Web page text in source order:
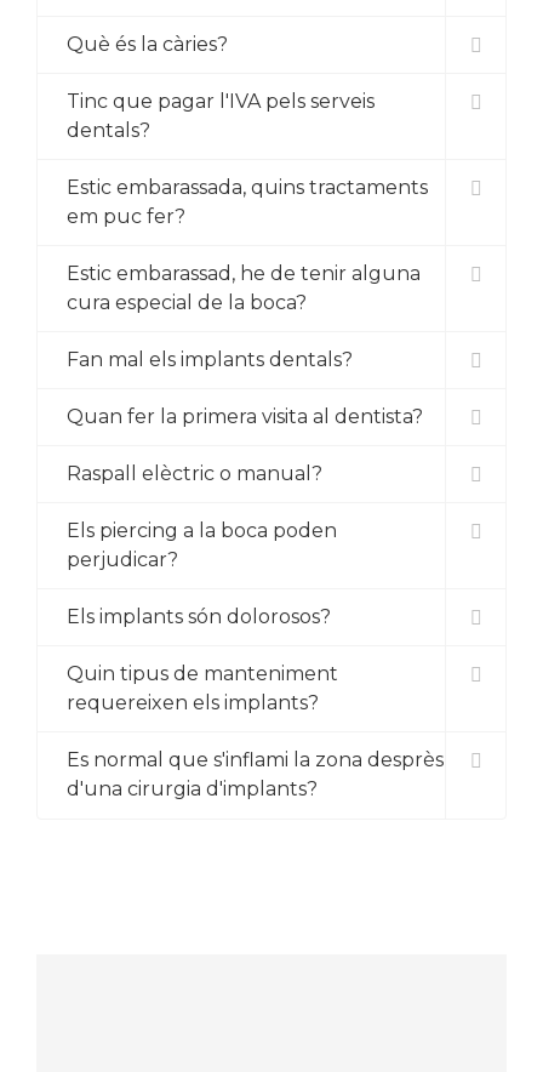
Què és la càries?
Tinc que pagar l'IVA pels serveis
dentals?
Estic embarassada, quins tractaments
em puc fer?
Estic embarassad, he de tenir alguna
cura especial de la boca?
Fan mal els implants dentals?
Quan fer la primera visita al dentista?
Raspall elèctric o manual?
Els piercing a la boca poden
perjudicar?
Els implants són dolorosos?
Quin tipus de manteniment
requereixen els implants?
Es normal que s'inflami la zona desprès
d'una cirurgia d'implants?